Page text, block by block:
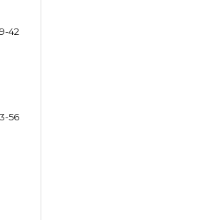
42
56